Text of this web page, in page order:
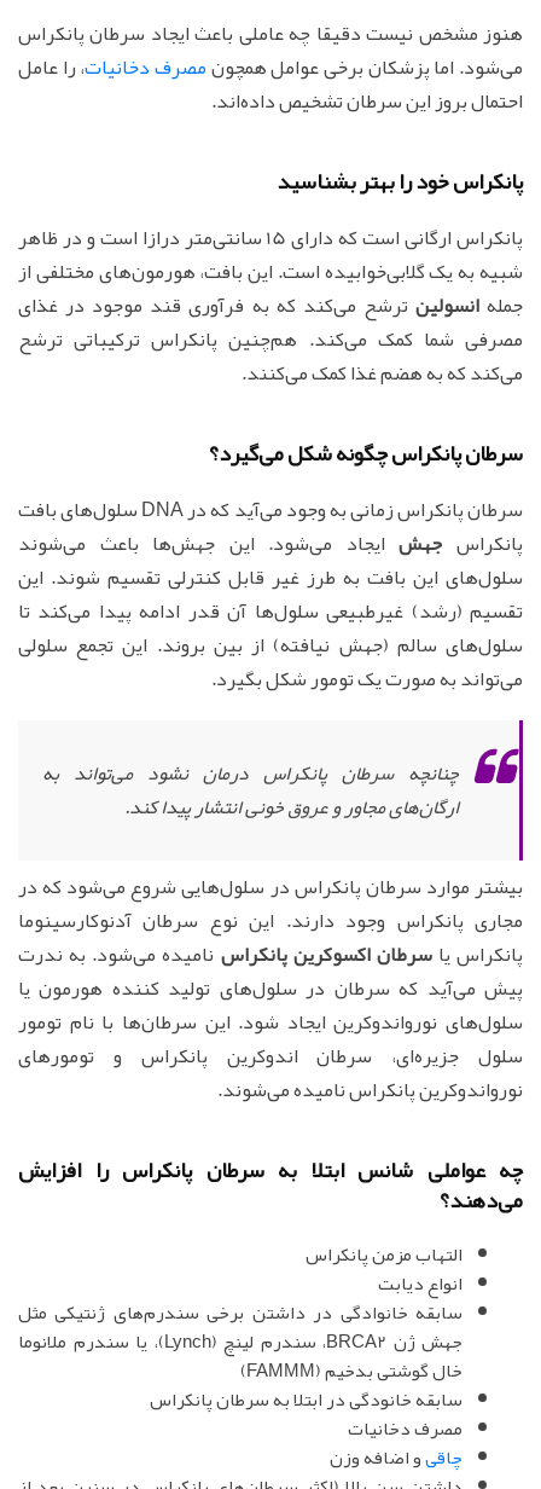
هنوز مشخص نیست دقیقا چه عاملی باعث ایجاد سرطان پانکراس
می‌شود. اما پزشکان برخی عوامل همچونمصرف دخانیات، را عامل
احتمال بروز این سرطان تشخیص داده‌اند.
پانکراس خود را بهتر بشناسید
پانکراس ارگانی است که دارای 15 سانتی‌متر درازا است و در ظاهر
شبیه به یک گلابی‌خوابیده است. این بافت، هورمون‌های مختلفی از
جملهانسولین ترشح می‌کند که به فرآوری قند موجود در غذای
مصرفی شما کمک می‌کند. هم‌چنین پانکراس ترکیباتی ترشح
می‌کند که به هضم غذا کمک می‌کنند.
سرطان پانکراس چگونه شکل می‌گیرد؟
سرطان پانکراس زمانی به وجود می‌آید که در DNA سلول‌های بافت
پانکراس جهشایجاد می‌شود. این جهش‌ها باعث می‌شوند
سلول‌های این بافت به طرز غیر قابل کنترلی تقسیم شوند. این
تقسیم (رشد) غیرطبیعی سلول‌ها آن قدر ادامه پیدا می‌کند تا
سلول‌های سالم (جهش نیافته) از بین بروند. این تجمع سلولی
می‌تواند به صورت یک تومور شکل بگیرد.
چنانچه سرطان پانکراس درمان نشود می‌تواند به
ارگان‌های مجاور و عروق خونی انتشار پیدا کند.
بیشتر موارد سرطان پانکراس در سلول‌هایی شروع می‌شود که در
مجاری پانکراس وجود دارند. این نوع سرطان آدنوکارسینوما
پانکراس یاسرطان اکسوکرین پانکراس نامیده می‌شود. به ندرت
پیش می‌آید که سرطان در سلول‌های تولید کننده هورمون یا
سلول‌های نورواندوکرین ایجاد شود. این سرطان‌ها با نام تومور
سلول جزیره‌ای، سرطان اندوکرین پانکراس و تومورهای
نورواندوکرین پانکراس نامیده می‌شوند.
چه عواملی شانس ابتلا به سرطان پانکراس را افزایش
می‌دهند؟
التهاب مزمن پانکراس
انواع دیابت
سابقه خانوادگی در داشتن برخی سندرم‌های ژنتیکی مثل
جهش ژن BRCA2، سندرم لینچ (Lynch)، یا سندرم ملانوما
خال گوشتی بدخیم (FAMMM)
سابقه خانودگی در ابتلا به سرطان پانکراس
مصرف دخانیات
چاقیو اضافه وزن